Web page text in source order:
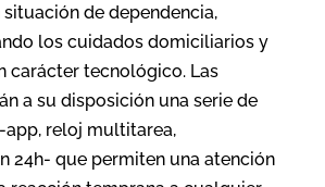
situación de dependencia,
los cuidados domiciliarios y
carácter tecnológico. Las
a su disposición una serie de
app, reloj multitarea,
24h- que permiten una atención